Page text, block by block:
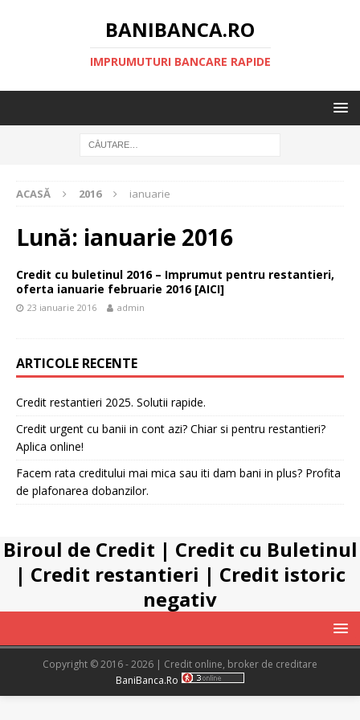
BANIBANCA.RO
IMPRUMUTURI BANCARE RAPIDE
ACASĂ 2016 ianuarie
Lună: ianuarie 2016
Credit cu buletinul 2016 – Imprumut pentru restantieri,
oferta ianuarie februarie 2016 [AICI]
23 ianuarie 2016 admin
ARTICOLE RECENTE
Credit restantieri 2025. Solutii rapide.
Credit urgent cu banii in cont azi? Chiar si pentru restantieri?
Aplica online!
Facem rata creditului mai mica sau iti dam bani in plus? Profita
de plafonarea dobanzilor.
Biroul de Credit | Credit cu Buletinul
| Credit restantieri | Credit istoric
negativ
Copyright © 2016 - 2026 | Credit online, broker de creditare
BaniBanca.Ro